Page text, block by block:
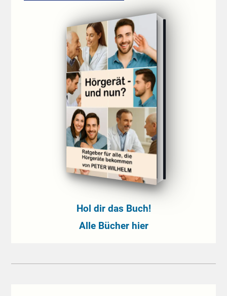
Hol dir das Buch!
Alle Bücher hier